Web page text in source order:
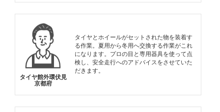
タイヤ館外環伏見
京都府
タイヤとホイールがセットされた物を装着す
る作業。夏用から冬用へ交換する作業がこれ
になります。プロの目と専用器具を使って点
検し、安全走行へのアドバイスをさせていた
だきます。